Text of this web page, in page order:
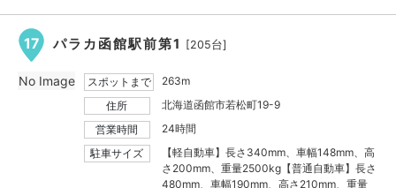
17 パラカ函館駅前第1 [205台]
スポットまで
263m
住所
北海道函館市若松町19-9
営業時間
24時間
駐車サイズ
【軽自動車】長さ340mm、車幅148mm、高
さ200mm、重量2500kg【普通自動車】長さ
480mm、車幅190mm、高さ210mm、重量
No Image